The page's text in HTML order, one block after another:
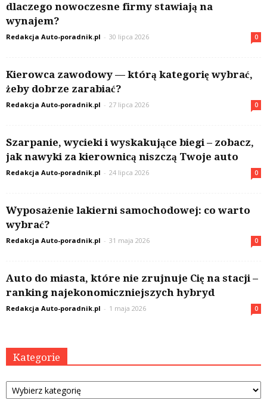
dlaczego nowoczesne firmy stawiają na
wynajem?
Redakcja Auto-poradnik.pl - 30 lipca 2026 0
Kierowca zawodowy — którą kategorię wybrać,
żeby dobrze zarabiać?
Redakcja Auto-poradnik.pl - 27 lipca 2026 0
Szarpanie, wycieki i wyskakujące biegi – zobacz,
jak nawyki za kierownicą niszczą Twoje auto
Redakcja Auto-poradnik.pl - 24 lipca 2026 0
Wyposażenie lakierni samochodowej: co warto
wybrać?
Redakcja Auto-poradnik.pl - 31 maja 2026 0
Auto do miasta, które nie zrujnuje Cię na stacji –
ranking najekonomiczniejszych hybryd
Redakcja Auto-poradnik.pl - 1 maja 2026 0
Kategorie
Kategorie